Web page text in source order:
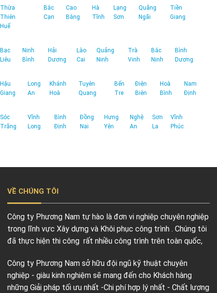
Thừa
Thiên
Huế
Bắc
Cạn
Cao
Bằng
Hà
Tĩnh
Lạng
Sơn
Quãng
Ngãi
Tiền
Giang
Bạc
Liêu
Ninh
Bình
Hải
Dương
Lào
Cai
Quảng
Ninh
Trà
Vinh
Bắc
Ninh
Bình
Dương
Hậu
Giang
Long
An
Khánh
Hoà
Tuyên
Quang
Bến
Tre
Điện
Biên
Hoà
Bình
Nam
Định
Sóc
Trăng
Vĩnh
Long
Bình
Định
Đồng
Nai
Hưng
Yên
Nghệ
An
Sơn
La
Vĩnh
Phúc
VỀ CHÚNG TÔI
Công ty Phương Nam tự hào là đơn vi nghiệp chuyên nghiệp
trong lĩnh vực Xây dựng và Khôi phục công trình . Chúng tôi
đã thực hiện thi công rất nhiều công trình trên toàn quốc,
Công ty Phương Nam sở hữu đội ngũ kỹ thuật chuyên
nghiệp - giàu kinh nghiệm sẽ mang đến cho Khách hàng
những Giải pháp tối ưu nhất -Chi phí hợp lý nhất - Chất lượng